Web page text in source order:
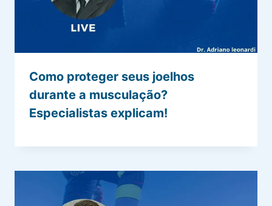
Como proteger seus joelhos
durante a musculação?
Especialistas explicam!